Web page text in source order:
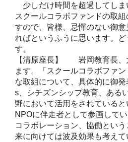
少しだけ時間を超過してしま
スクールコラボファンドの取
すので、皆様、忌憚のない御
ればというふうに思います。
す。
【清原座長】 岩岡教育長、
ます。「スクールコラボファ
な取組について、具体的に御
s、シチズンシップ教育、ある
野において活用をされていると
NPOに伴走者として参画して
コラボレーション、協働とい
来に向けては波及効果も考え